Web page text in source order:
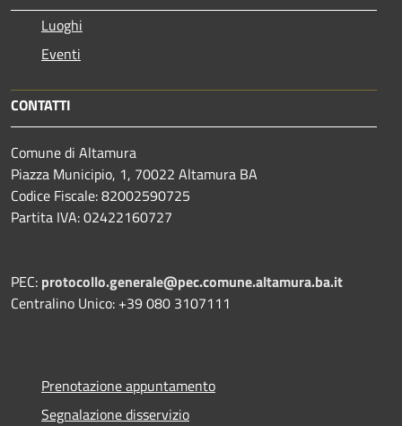
Luoghi
Eventi
CONTATTI
Comune di Altamura
Piazza Municipio, 1, 70022 Altamura BA
Codice Fiscale: 82002590725
Partita IVA: 02422160727
PEC: protocollo.generale@pec.comune.altamura.ba.it
Centralino Unico: +39 080 3107111
Prenotazione appuntamento
Segnalazione disservizio